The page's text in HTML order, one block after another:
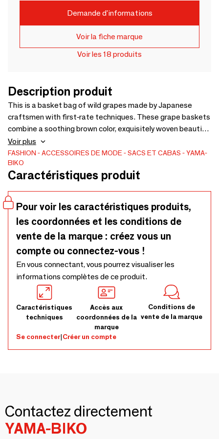
Demande d'informations
Voir la fiche marque
Voir les 18 produits
Description produit
This is a basket bag of wild grapes made by Japanese
craftsmen with first-rate techniques. These grape baskets
combine a soothing brown color, exquisitely woven beautiful
patterns, and excellent durability. With over hundreds of
weaving patterns and a variety of wood patterns, it
features a wide range of designs, versatility for any season
or occasion, and long-lasting durability.
Voir plus
FASHION ACCESSOIRES DE MODE SACS ET CABAS
YAMA-
BIKO
Caractéristiques produit
Pour voir les caractéristiques produits,
les coordonnées et les conditions de
vente de la marque : créez vous un
compte ou connectez-vous !
En vous connectant, vous pourrez visualiser les
informations complètes de ce produit.
Caractéristiques
techniques
Accès aux
coordonnées de la
marque
Conditions de
vente de la marque
Se connecter|Créer un compte
Contactez directement
YAMA-BIKO